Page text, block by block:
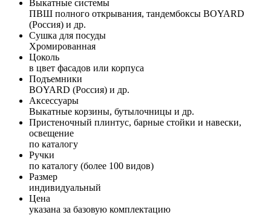
Выкатные системы
ПВШ полного открывания, тандембоксы BOYARD
(Россия) и др.
Сушка для посуды
Хромированная
Цоколь
в цвет фасадов или корпуса
Подъемники
BOYARD (Россия) и др.
Аксессуары
Выкатные корзины, бутылочницы и др.
Пристеночный плинтус, барные стойки и навески,
освещение
по каталогу
Ручки
по каталогу (более 100 видов)
Размер
индивидуальный
Цена
указана за базовую комплектацию